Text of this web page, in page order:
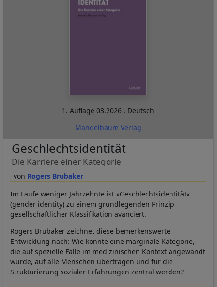
1. Auflage03.2026 , Deutsch
Mandelbaum Verlag
Rogers Brubaker
Geschlechtsidentität
Die Karriere einer Kategorie
Im Laufe weniger Jahrzehnte ist »Geschlechtsidentität«
(gender identity) zu einem grundlegenden Prinzip
gesellschaftlicher Klassifikation avanciert.
Rogers Brubaker zeichnet diese bemerkenswerte
Entwicklung nach: Wie konnte eine marginale Kategorie,
die auf spezielle Fälle im medizinischen Kontext angewandt
wurde, auf alle Menschen übertragen und für die
Strukturierung sozialer Erfahrungen zentral werden?